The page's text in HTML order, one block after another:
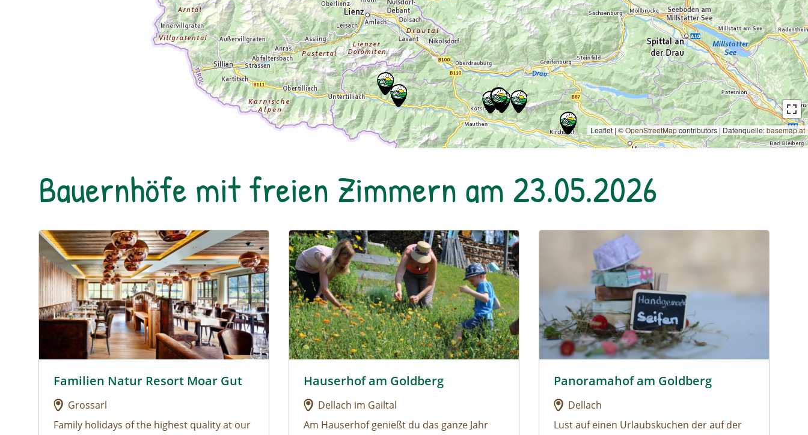
Leaflet | ©OpenStreetMapcontributors | Datenquelle:basemap.at
Bauernhöfe mit freien Zimmern am 23.05.2026
Urlaub am Bauernhof: Familien Natur Resort Moar Gut
Urlaub am Bauernhof: Familien Natur Resort Moar Gut
Familien Natur Resort Moar Gut
Grossarl
Family holidays of the highest quality at our
Urlaub am Bauernhof: Hauserhof am Goldberg
Urlaub am Bauernhof: Hauserhof am Goldberg
Hauserhof am Goldberg
Dellach im Gailtal
Am Hauserhof genießt du das ganze Jahr
Urlaub am Bauernhof: Panoramahof am Goldberg
Urlaub am Bauernhof: Panoramahof am Goldberg
Panoramahof am Goldberg
Dellach
Lust auf einen Urlaubskuchen der auf der